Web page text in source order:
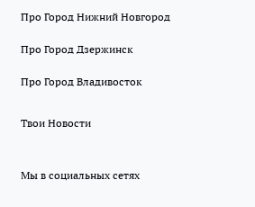
Про Город Нижний Новгород
Про Город Дзержинск
Про Город Владивосток
Твои Новости
Мы в социальных сетях